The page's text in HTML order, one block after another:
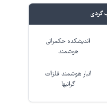
گردی
اندیشکده حکمرانی
هوشمند
انبار هوشمند فلزات
گرانبها